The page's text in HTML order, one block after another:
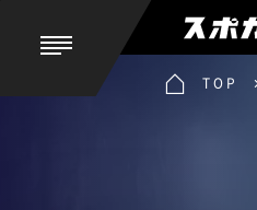
TOP